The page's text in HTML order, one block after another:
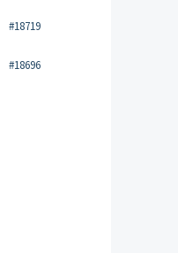
#18719
#18696